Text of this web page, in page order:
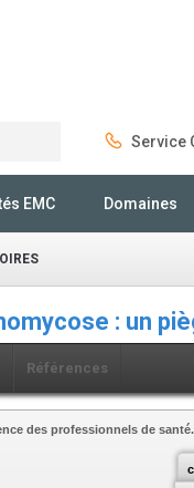
Service
EMC Domaines
: un
Références
des professionnels de santé.